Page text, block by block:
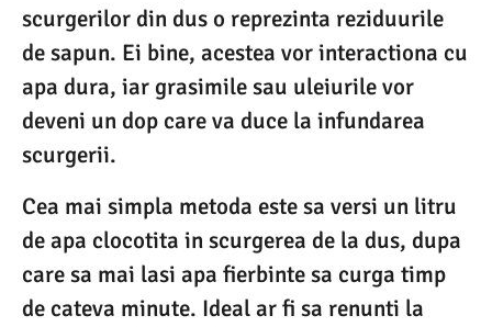
scurgerilor din dus o reprezinta reziduurile
de sapun. Ei bine, acestea vor interactiona cu
apa dura, iar grasimile sau uleiurile vor
deveni un dop care va duce la infundarea
scurgerii.
Cea mai simpla metoda este sa versi un litru
de apa clocotita in scurgerea de la dus, dupa
care sa mai lasi apa fierbinte sa curga timp
de cateva minute. Ideal ar fi sa renunti la